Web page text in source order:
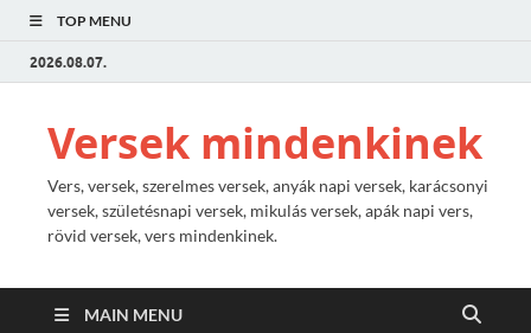
TOP MENU
2026.08.07.
Versek mindenkinek
Vers, versek, szerelmes versek, anyák napi versek, karácsonyi
versek, születésnapi versek, mikulás versek, apák napi vers,
rövid versek, vers mindenkinek.
MAIN MENU